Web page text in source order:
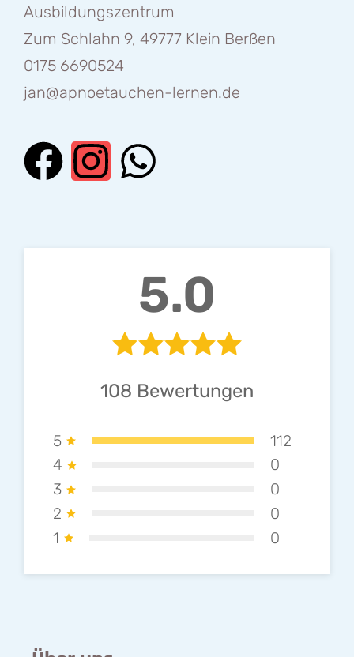
Ausbildungszentrum
Zum Schlahn 9, 49777 Klein Berßen
0175 6690524
jan@apnoetauchen-lernen.de
5.0
108 Bewertungen
5
112
4
0
3
0
2
0
1
0